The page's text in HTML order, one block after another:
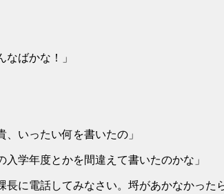
ばかな！」
いったい何を書いたの」
学年度とかを間違えて書いたのかな」
に電話してみなさい。埒があかなかった